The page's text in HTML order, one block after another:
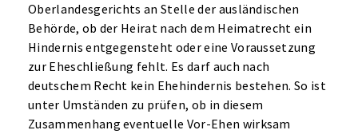
Oberlandesgerichts an Stelle der ausländischen
Behörde, ob der Heirat nach dem Heimatrecht ein
Hindernis entgegensteht oder eine Voraussetzung
zur Eheschließung fehlt. Es darf auch nach
deutschem Recht kein Ehehindernis bestehen. So ist
unter Umständen zu prüfen, ob in diesem
Zusammenhang eventuelle Vor-Ehen wirksam